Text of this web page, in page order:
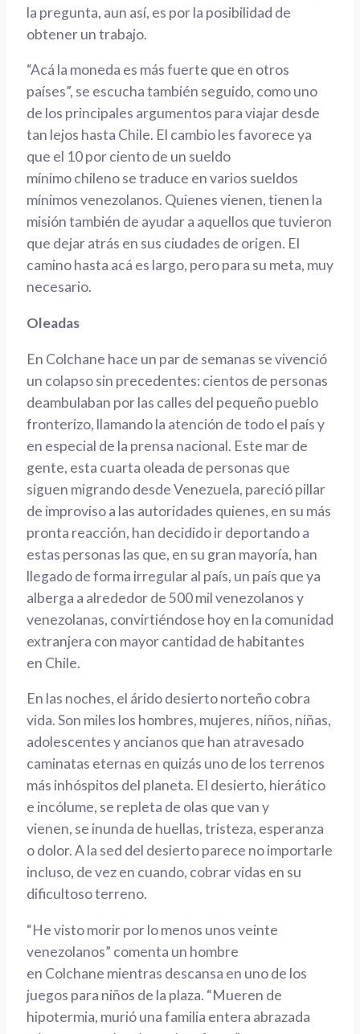
la pregunta, aun así, es porla posibilidad de
obtener untrabajo.
“Acá la moneda es más fuerte que en otros
países”, se escucha también seguido, como uno
de los principales argumentos para viajar desde
tan lejos hasta Chile. El cambio les favorece ya
que el 10 por ciento de un sueldo
mínimochilenose traduce en varios sueldos
mínimosvenezolanos. Quienes vienen, tienen la
misión también de ayudar a aquellos que tuvieron
que dejar atrás en sus ciudades de origen. El
caminohasta acá es largo, pero para su meta, muy
necesario.
Oleadas
En Colchane hace un par de semanas se vivenció
un colapso sin precedentes: cientos de personas
deambulaban por las calles del pequeño pueblo
fronterizo, llamando la atención de todo el país y
en especial de la prensa nacional. Este mar de
gente, esta cuarta oleada de personas que
siguen migrando desde Venezuela, pareció pillar
de improviso a las autoridades quienes, en su más
pronta reacción, han decidido ir deportando a
estas personas las que, en su gran mayoría, han
llegado de forma irregular al país, un país que ya
alberga a alrededor de 500 mil venezolanos y
venezolanas, convirtiéndose hoy en la comunidad
extranjera con mayor cantidad de habitantes
en Chile.
En las noches, el árido desiertonorteñocobra
vida. Son miles los hombres, mujeres, niños, niñas,
adolescentes y ancianos que han atravesado
caminatas eternas en quizás uno de los terrenos
más inhóspitos del planeta. El desierto, hierático
e incólume, se repleta de olas que van y
vienen, se inunda de huellas, tristeza, esperanza
o dolor.Ala sed del desierto parece no importarle
incluso, de vez en cuando, cobrar vidas en su
dificultoso terreno.
“He visto morir por lo menos unos veinte
venezolanos” comenta un hombre
en Colchane mientras descansa en uno de los
juegos para niños de la plaza. “Mueren de
hipotermia, murió una familia entera abrazada